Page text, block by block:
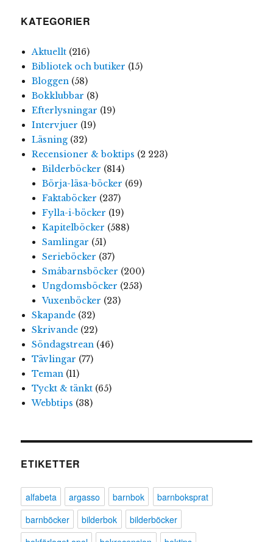
KATEGORIER
Aktuellt(216)
Bibliotek och butiker (15)
Bloggen (58)
Bokklubbar (8)
Efterlysningar (19)
Intervjuer (19)
Läsning(32)
Recensioner & boktips (2 223)
Bilderböcker (814)
Börja-läsa-böcker (69)
Faktaböcker (237)
Fylla-i-böcker (19)
Kapitelböcker (588)
Samlingar (51)
Serieböcker (37)
Småbarnsböcker (200)
Ungdomsböcker (253)
Vuxenböcker (23)
Skapande(32)
Skrivande(22)
Söndagstrean (46)
Tävlingar (77)
Teman (11)
Tyckt & tänkt(65)
Webbtips (38)
ETIKETTER
alfabeta argasso barnbok
barnboksprat
barnböcker
bilderbok
bilderböcker